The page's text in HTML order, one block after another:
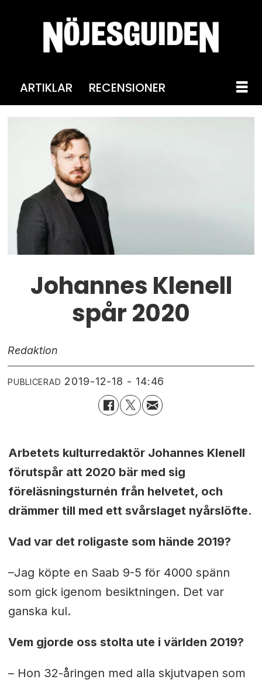
ARTIKLAR RECENSIONER
Johannes Klenell
spår 2020
Redaktion
PUBLICERAD 2019-12-18 - 14:46
Arbetets kulturredaktör Johannes Klenell
förutspår att 2020 bär med sig
föreläsningsturnén från helvetet, och
drämmer till med ett svårslaget nyårslöfte.
Vad var det roligaste som hände 2019?
–Jag köpte en Saab 9-5 för 4000 spänn
som gick igenom besiktningen. Det var
ganska kul.
Vem gjorde oss stolta ute i världen 2019?
– Hon 32-åringen med alla skjutvapen som